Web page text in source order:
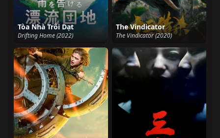
Tòa Nhà Trôi Dạt
Drifting Home (2022)
The Vindicator
The Vindicator (2020)